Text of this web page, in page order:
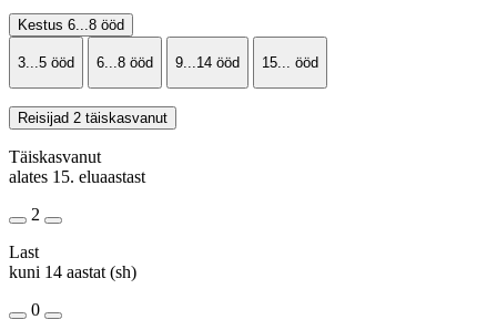
Kestus 6...8 ööd
3...5 ööd 6...8 ööd 9...14 ööd 15... ööd
Reisijad 2 täiskasvanut
Täiskasvanut
alates 15. eluaastast
2
Last
kuni 14 aastat (sh)
0